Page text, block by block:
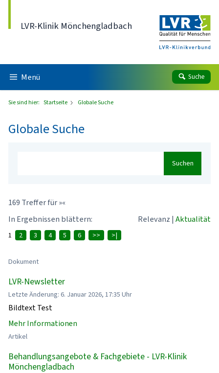
LVR-Klinik Mönchengladbach
Menü Suche
Sie sind hier: Startseite Globale Suche
Globale Suche
Suchen
169 Treffer für »«
In Ergebnissen blättern:
Relevanz | Aktualität
1 2 3 4 5 6 >> >|
Dokument
LVR-Newsletter
Letzte Änderung: 6. Januar 2026, 17:35 Uhr
Bildtext Test
Mehr Informationen
Artikel
Behandlungsangebote & Fachgebiete - LVR-Klinik
Mönchengladbach